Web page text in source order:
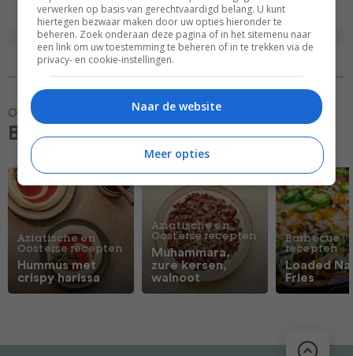
Ontdek meer
Borrel recepten recepten
Aziatische en
Oosterse recepten
Hummus met
crispy harissa
Aziatische en
Oosterse recepten
Muhammara,
zure kersen,
walnoot
Barbecue
recepten
Loaded
Fries
verwerken op basis van gerechtvaardigd belang. U kunt
hiertegen bezwaar maken door uw opties hieronder te
beheren. Zoek onderaan deze pagina of in het sitemenu naar
een link om uw toestemming te beheren of in te trekken via de
privacy- en cookie-instellingen.
Naar de website
Meer opties